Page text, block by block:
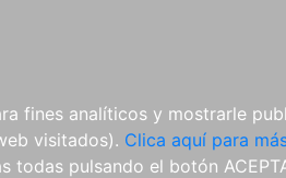
fines analíticos y mostrarle
visitados). Clica aquí para
todas pulsando el botón
REVISTAS